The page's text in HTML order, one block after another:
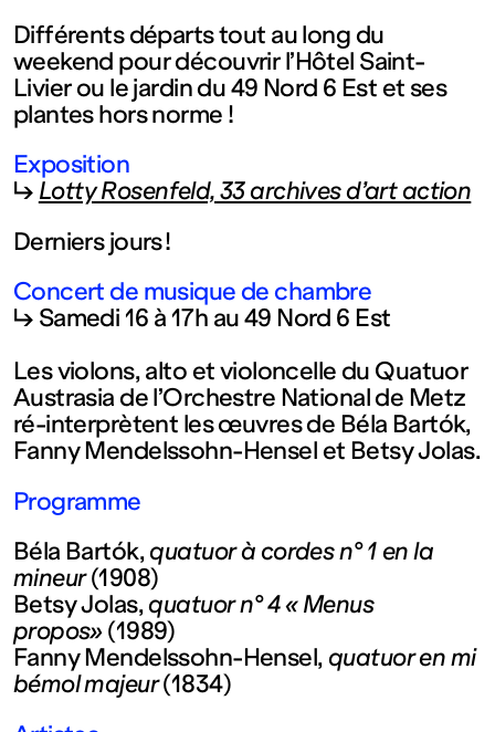
des
Trinitaires
57000
Metz
Ouvert
Entrée
gratuite
Mar – Ven
: 14h – 18h
Sam – Dim
: 11h – 19h
Différents départs tout au long du
weekend pour découvrir l’Hôtel Saint-
Livier ou le jardin du 49 Nord 6 Est et ses
plantes hors norme !
Exposition
↳ Lotty Rosenfeld, 33 archives d’art action
Derniers jours !
Concert de musique de chambre
↳ Samedi 16 à 17h au 49 Nord 6 Est
Les violons, alto et violoncelle du Quatuor
Austrasia de l’Orchestre National de Metz
ré-interprètent les œuvres de Béla Bartók,
Fanny Mendelssohn-Hensel et Betsy Jolas.
Programme
Béla Bartók,quatuor à cordes n° 1 en la
mineur(1908)
Betsy Jolas,quatuor n° 4 « Menus
propos»(1989)
Fanny Mendelssohn-Hensel,quatuor en mi
bémol majeur(1834)